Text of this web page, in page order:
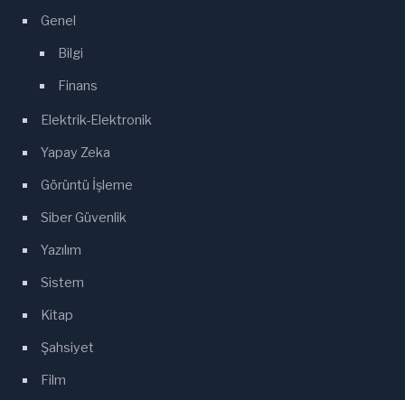
Genel
Bilgi
Finans
Elektrik-Elektronik
Yapay Zeka
Görüntü İşleme
Siber Güvenlik
Yazılım
Sistem
Kitap
Şahsiyet
Film